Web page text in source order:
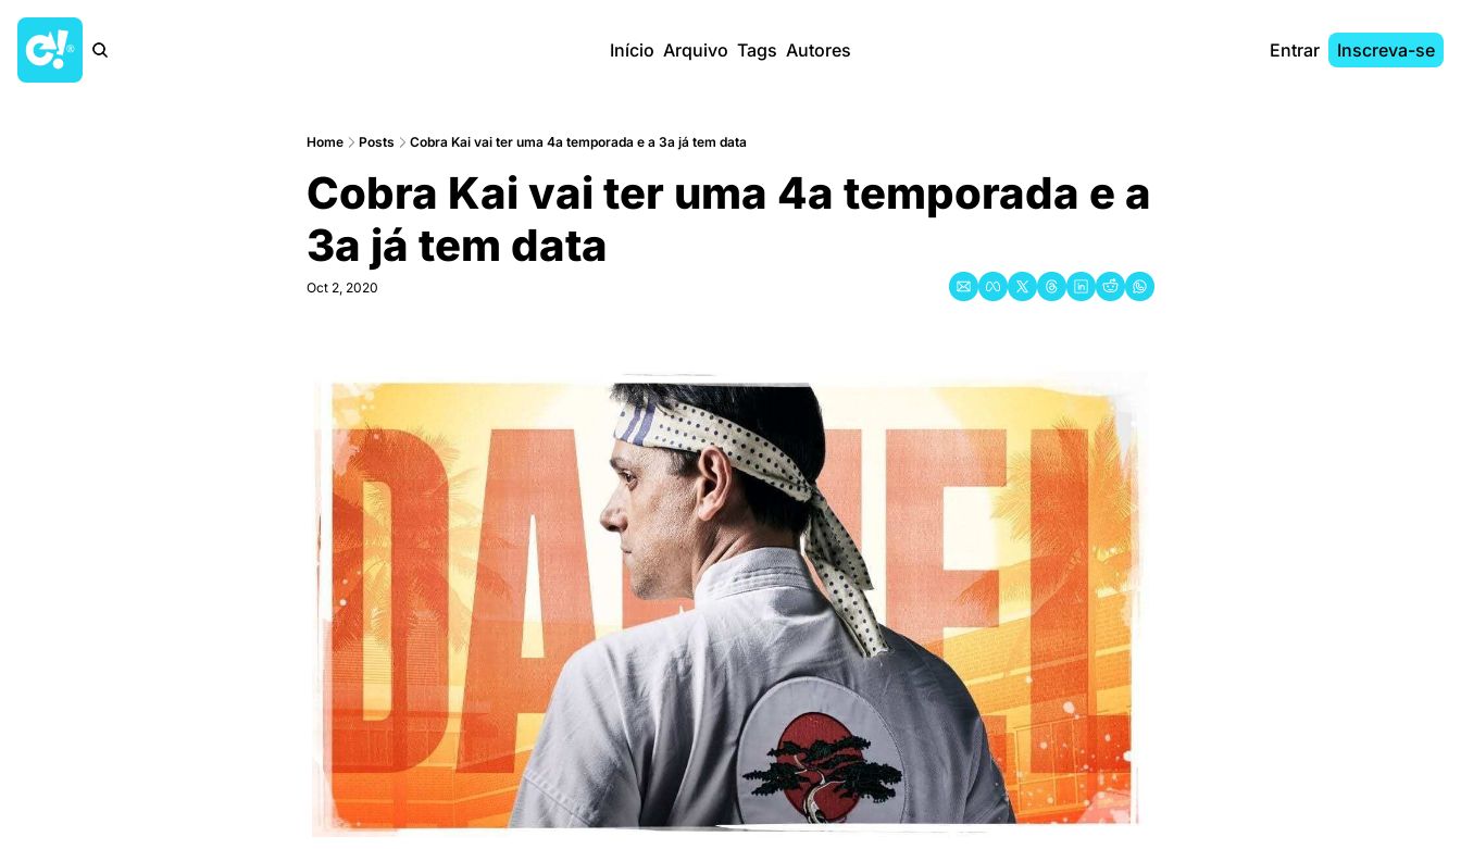
Início Arquivo Tags Autores Entrar Inscreva-se
Home Posts Cobra Kai vai ter uma 4a temporada e a 3a já tem data
Cobra Kai vai ter uma 4a temporada e a
3a já tem data
Oct 2, 2020